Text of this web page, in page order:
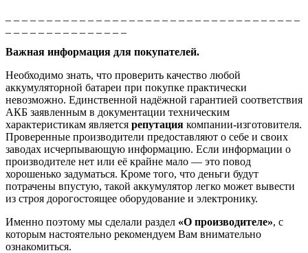
Важная информация для покупателей.
Необходимо знать, что проверить качество любой
аккумуляторной батареи при покупке практически
невозможно. Единственной надёжной гарантией соответствия
АКБ заявленным в документации техническим
характеристикам является репутация компании-изготовителя.
Проверенные производители предоставляют о себе и своих
заводах исчерпывающую информацию. Если информации о
производителе нет или её крайне мало — это повод
хорошенько задуматься. Кроме того, что деньги будут
потрачены впустую, такой аккумулятор легко может вывести
из строя дорогостоящее оборудование и электронику.
Именно поэтому мы сделали раздел «О производителе», с
которым настоятельно рекомендуем Вам внимательно
ознакомиться.